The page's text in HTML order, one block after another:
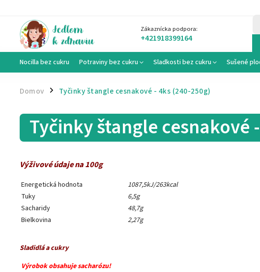
Zákaznícka podpora:
+421918399164
Nocilla bez cukru Potraviny bez cukru Sladkosti bez cukru Sušené
Domov / Tyčinky štangle cesnakové - 4ks (240-250g)
Tyčinky štangle cesnakové
Výživové údaje na 100g
Energetická hodnota
1087,5kJ/263kcal
Tuky
6,5g
Sacharidy
48,7g
Bielkovina
2,27g
Sladidlá a cukry
Výrobok obsahuje sacharózu!